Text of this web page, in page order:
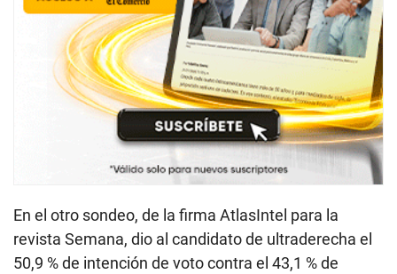
En el otro sondeo, de la firma AtlasIntel para la
revista Semana, dio al candidato de ultraderecha el
50,9 % de intención de voto contra el 43,1 % de